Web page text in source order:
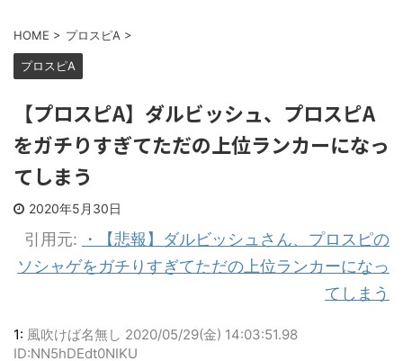
HOME > プロスピA
【プロスピA】ダルビッシュ、プロスピA
をガチりすぎてただの上位ランカーになっ
てしまう
2020年5月30日
引用元:・【悲報】ダルビッシュさん、プロスピの
ソシャゲをガチりすぎてただの上位ランカーになっ
1:風吹けば名無し 2020/05/29(金) 14:03:51.98